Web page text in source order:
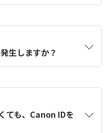
します。アカウントを
、この情報を使用して
を入力します。
生しますか？
ても、Canon IDを